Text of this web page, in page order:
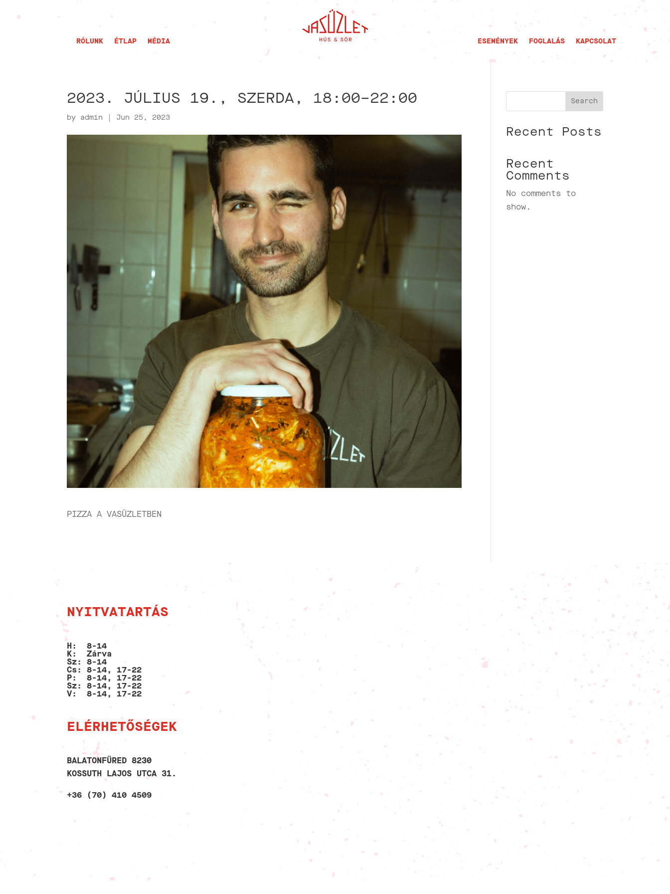
RÓLUNK ÉTLAP MÉDIA ESEMÉNYEK FOGLALÁS KAPCSOLAT
2023. JÚLIUS 19., SZERDA, 18:00–22:00
by admin Jun 25, 2023
PIZZA A VASÜZLETBEN
Search
Recent Posts
Recent
Comments
No comments to
show.
NYITVATARTÁS
H: 8-14
K: Zárva
Sz: 8-14
Cs: 8-14, 17-22
P: 8-14, 17-22
Sz: 8-14, 17-22
V: 8-14, 17-22
ELÉRHETŐSÉGEK
BALATONFÜRED 8230
KOSSUTH LAJOS UTCA 31.
+36 (70) 410 4509